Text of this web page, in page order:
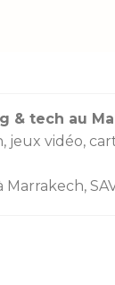
& tech au
jeux vidéo,